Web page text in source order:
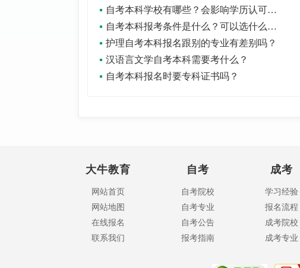
自考本科学校有哪些？会影响学历认可度吗？
自考本科报考条件是什么？可以选什么专业？
护理自考本科报名跟别的专业有差别吗？
汉语言文学自考本科需要考什么？
自考本科报名时要专科证书吗？
大牛教育
网站首页
网站地图
在线报名
联系我们
自考
自考院校
自考专业
自考公告
报考指南
成考
学习经验
报名流程
成考院校
成考专业